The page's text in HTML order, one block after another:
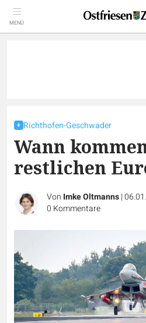
MENÜ
Richthofen-Geschwader
Wann
restlichen
Von Imke Oltmanns|
0 Kommentare